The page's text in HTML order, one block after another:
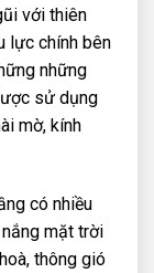
với thiên
lực chính bên
những
sử dụng
mờ, kính
có nhiều
mặt trời
thông gió